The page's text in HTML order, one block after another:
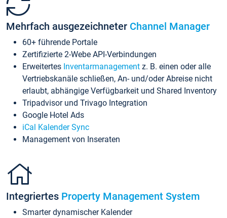
Mehrfach ausgezeichneter Channel Manager
60+ führende Portale
Zertifizierte 2-Webe API-Verbindungen
Erweitertes Inventarmanagement z. B. einen oder alle
Vertriebskanäle schließen, An- und/oder Abreise nicht
erlaubt, abhängige Verfügbarkeit und Shared Inventory
Tripadvisor und Trivago Integration
Google Hotel Ads
iCal Kalender Sync
Management von Inseraten
Integriertes Property Management System
Smarter dynamischer Kalender